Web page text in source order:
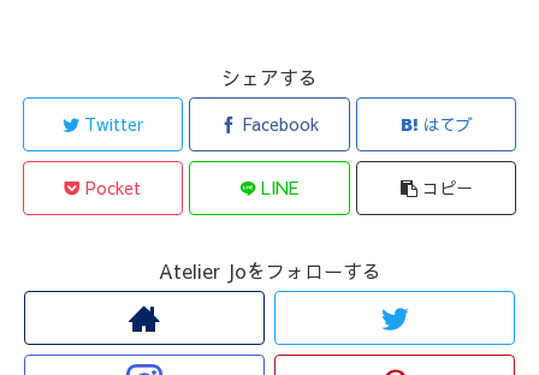
シェアする
Twitter Facebook はてブ
Pocket LINE コピー
Atelier Joをフォローする